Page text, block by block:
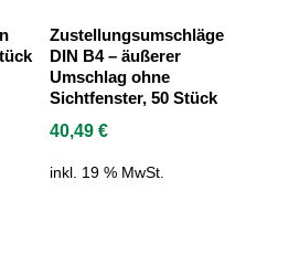
Zustellungsumschläge
DIN B4 – äußerer
Umschlag ohne
Sichtfenster, 50 Stück
40,49€
inkl. 19 % MwSt.